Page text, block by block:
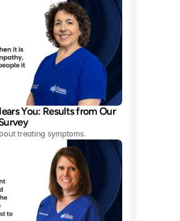
You: Results from Our
treating symptoms.